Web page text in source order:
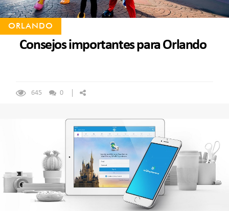
ORLANDO
Consejos importantes para Orlando
645 0